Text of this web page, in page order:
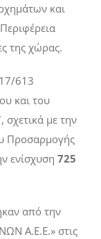
και
της χώρας.
613
και του
με την
Προσαρμογής
ενίσχυση 725
από την
Α.Ε.Ε.» στις